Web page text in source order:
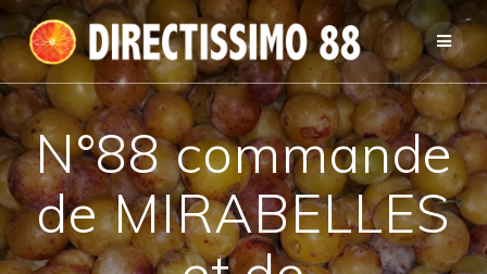
Passer
au
contenu
N°88 commande
de MIRABELLES